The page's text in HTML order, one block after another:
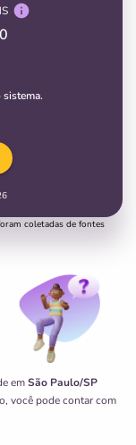
coletadas de fontes
emSão Paulo/SP
você pode contar com